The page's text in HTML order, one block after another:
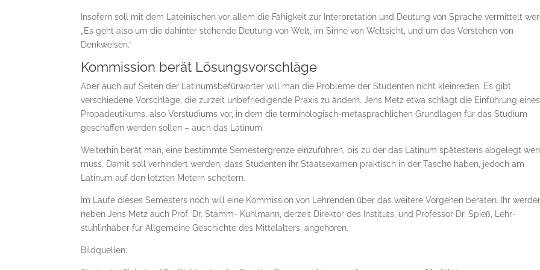
Insofern soll mit dem Lateinischen vor allem die Fähigkeit zur Interpretation und Deutung von Sprache vermittelt
„Es geht also um die dahinter stehende Deutung von Welt, im Sinne von Weltsicht, und um das Verstehen von
Denkweisen.“
Kommission berät Lösungsvorschläge
Aber auch auf Seiten der Latinumsbefürworter will man die Probleme der Studenten nicht klein­reden. Es gibt
verschiedene Vorschläge, die zurzeit unbefriedigende Praxis zu ändern. Jens Metz etwa schlägt die Einführung eines
Propä­deu­tikums, also Vorstudiums vor, in dem die terminologisch-metasprachlichen Grundlagen für das Studium
geschaffen werden sollen – auch das Latinum.
Weiterhin berät man, eine be­stimmte Semestergrenze einzuführen, bis zu der das Latinum spätestens abgelegt
muss. Damit soll verhindert werden, dass Studenten ihr Staatsexamen praktisch in der Tasche haben, jedoch am
Latinum auf den letzten Metern scheitern.
Im Laufe dieses Semesters noch will eine Kommission von Lehrenden über das weitere Vor­ge­hen beraten. Ihr
neben Jens Metz auch Prof. Dr. Stamm- Kuhlmann, derzeit Direktor des In­sti­tuts, und Professor Dr. Spieß, Lehr­
stuhlinhaber für Allgemeine Geschichte des Mittelalters, angehören.
Bildquellen: